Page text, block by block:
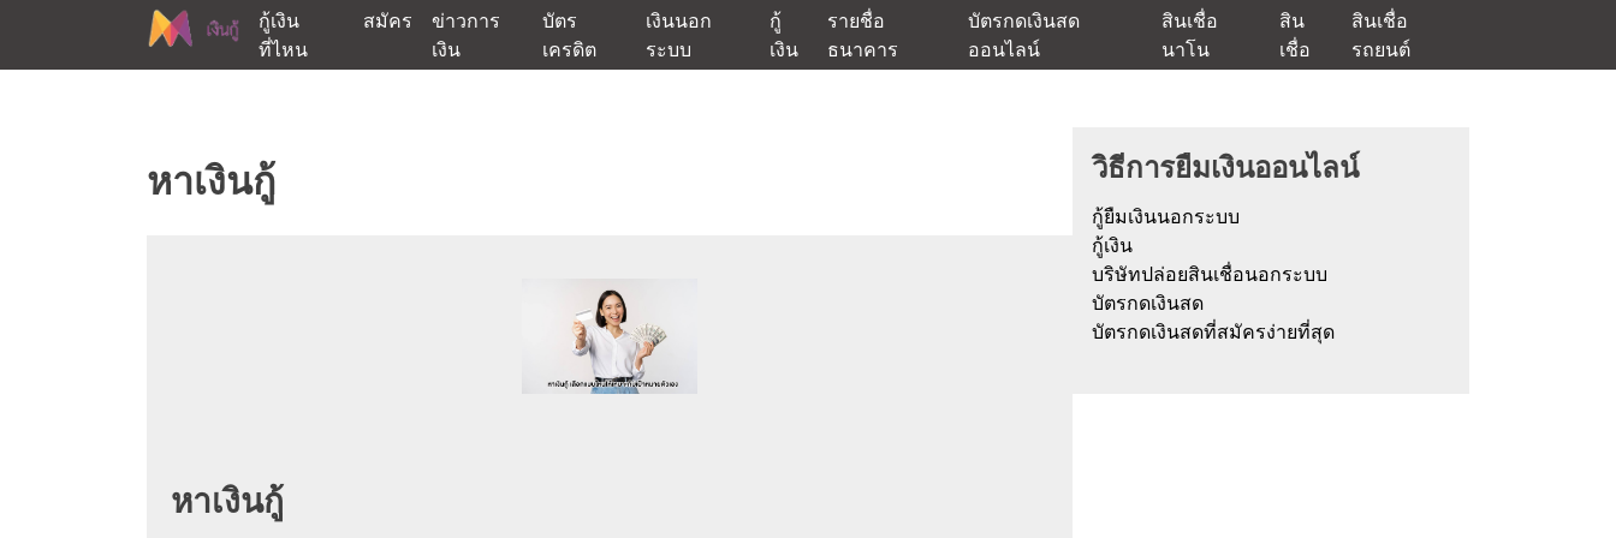
content
กู้เงิน
ที่ไหน
สมัคร
ข่าวการ
เงิน
บัตร
เครดิต
เงินนอก
ระบบ
กู้
เงิน
รายชื่อ
ธนาคาร
บัตรกดเงินสด
ออนไลน์
สินเชื่อ
นาโน
สิน
เชื่อ
สินเชื่อ
รถยนต์
หาเงินกู้
หาเงินกู้
วิธีการยืมเงินออนไลน์
กู้ยืมเงินนอกระบบ
กู้เงิน
บริษัทปล่อยสินเชื่อนอกระบบ
บัตรกดเงินสด
บัตรกดเงินสดที่สมัครง่ายที่สุด